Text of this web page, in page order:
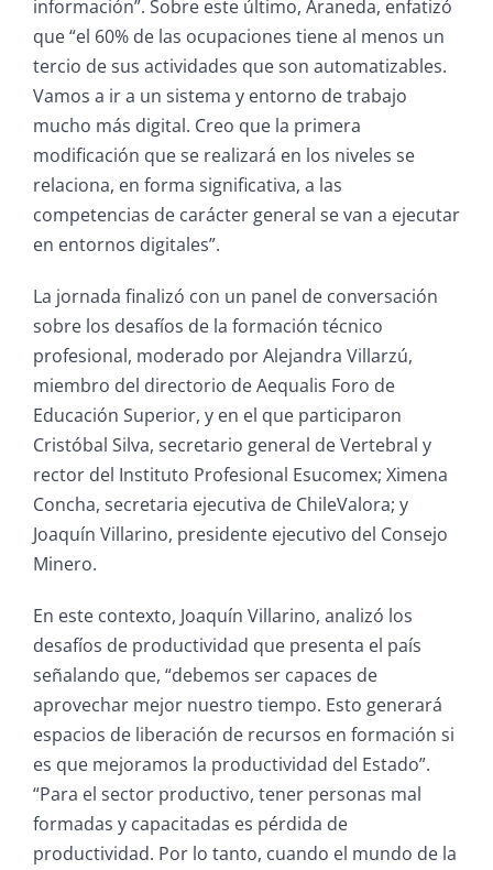
información”. Sobre este último, Araneda, enfatizó
que “el 60% de las ocupaciones tiene al menos un
tercio de sus actividades que son automatizables.
Vamos a ir a un sistema y entorno de trabajo
mucho más digital. Creo que la primera
modificación que se realizará en los niveles se
relaciona, en forma significativa, a las
competencias de carácter general se van a ejecutar
en entornos digitales”.
La jornada finalizó con un panel de conversación
sobre los desafíos de la formación técnico
profesional, moderado por Alejandra Villarzú,
miembro del directorio de Aequalis Foro de
Educación Superior, y en el que participaron
Cristóbal Silva, secretario general de Vertebral y
rector del Instituto Profesional Esucomex; Ximena
Concha, secretaria ejecutiva de ChileValora; y
Joaquín Villarino, presidente ejecutivo del Consejo
Minero.
En este contexto, Joaquín Villarino, analizó los
desafíos de productividad que presenta el país
señalando que, “debemos ser capaces de
aprovechar mejor nuestro tiempo. Esto generará
espacios de liberación de recursos en formación si
es que mejoramos la productividad del Estado”.
“Para el sector productivo, tener personas mal
formadas y capacitadas es pérdida de
productividad. Por lo tanto, cuando el mundo de la